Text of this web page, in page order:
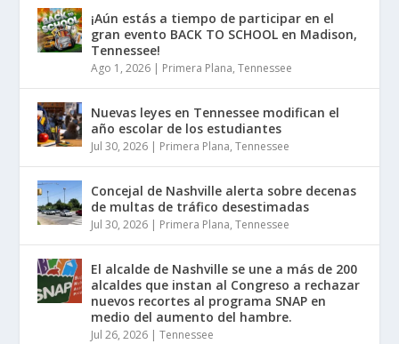
¡Aún estás a tiempo de participar en el
gran evento BACK TO SCHOOL en Madison,
Tennessee!
Ago 1, 2026 | Primera Plana,Tennessee
Nuevas leyes en Tennessee modifican el
año escolar de los estudiantes
Jul 30, 2026 | Primera Plana,Tennessee
Concejal de Nashville alerta sobre decenas
de multas de tráfico desestimadas
Jul 30, 2026 | Primera Plana,Tennessee
El alcalde de Nashville se une a más de 200
alcaldes que instan al Congreso a rechazar
nuevos recortes al programa SNAP en
medio del aumento del hambre.
Jul 26, 2026 |Tennessee